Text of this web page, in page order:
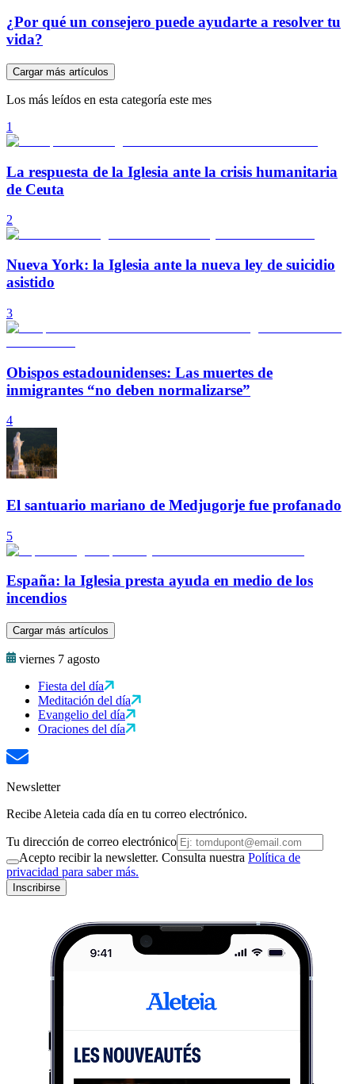
¿Por qué un consejero puede ayudarte a resolver tu
vida?
Cargar más artículos
Los más leídos en esta categoría este mes
1
La respuesta de la Iglesia ante la crisis humanitaria
de Ceuta
2
Nueva York: la Iglesia ante la nueva ley de suicidio
asistido
3
Obispos estadounidenses: Las muertes de
inmigrantes “no deben normalizarse”
4
El santuario mariano de Medjugorje fue profanado
5
España: la Iglesia presta ayuda en medio de los
incendios
Cargar más artículos
viernes 7 agosto
Fiesta del día
Meditación del día
Evangelio del día
Oraciones del día
Newsletter
Recibe Aleteia cada día en tu correo electrónico.
Tu dirección de correo electrónico
Acepto recibir la newsletter. Consulta nuestra Política de
privacidad para saber más.
Inscribirse